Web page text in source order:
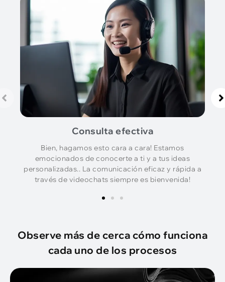
Consulta efectiva
Bien, hagamos esto cara a cara! Estamos
emocionados de conocerte a ti y a tus ideas
personalizadas.. La comunicación eficaz y rápida a
través de videochats siempre es bienvenida!
Observe más de cerca cómo funciona
cada uno de los procesos